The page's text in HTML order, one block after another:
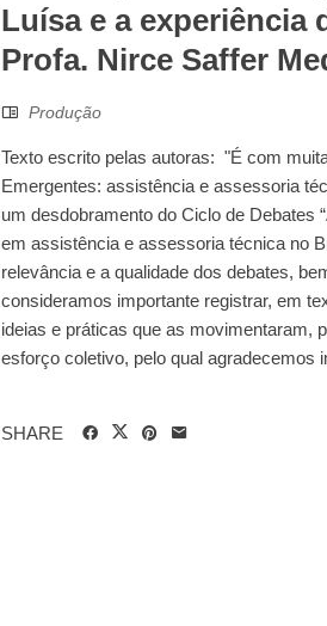
Luísa e a experiência
Profa. Nirce Saffer
Produção
Texto escrito pelas autoras: "É com
Emergentes: assistência e assessoria
um desdobramento do Ciclo de Debates
em assistência e assessoria técnica no
relevância e a qualidade dos debates,
consideramos importante registrar, em
ideias e práticas que as movimentaram,
esforço coletivo, pelo qual
SHARE